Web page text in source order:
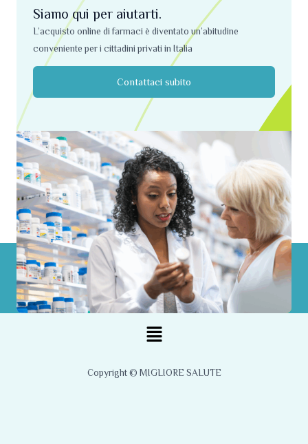
Siamo qui per aiutarti.
L’acquisto online di farmaci è diventato un’abitudine
conveniente per i cittadini privati ​​in Italia
Contattaci subito
Menu
Copyright © MIGLIORE SALUTE